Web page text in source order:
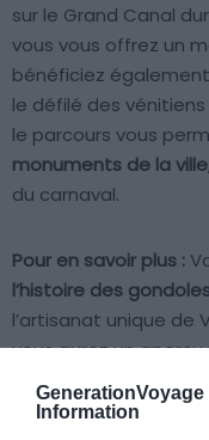
GenerationVoyage
Information
sur le Grand Canal
vous vous offrez un
bénéficiez
le défilé des
le parcours vous
monuments de la ville
du carnaval.
Pour en savoir plus :
l’histoire des
l’artisanat unique de
vous aurez un
admirer certains de